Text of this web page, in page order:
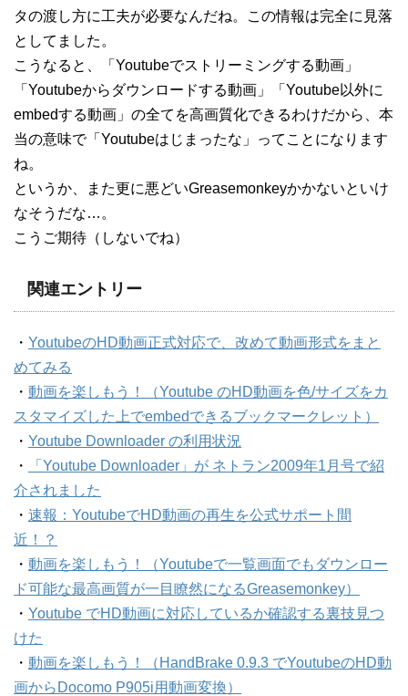
タの渡し方に工夫が必要なんだね。この情報は完全に見落
としてました。
こうなると、「Youtubeでストリーミングする動画」
「Youtubeからダウンロードする動画」「Youtube以外に
embedする動画」の全てを高画質化できるわけだから、本
当の意味で「Youtubeはじまったな」ってことになります
ね。
というか、また更に悪どいGreasemonkeyかかないといけ
なそうだな…。
こうご期待（しないでね）
関連エントリー
・ YoutubeのHD動画正式対応で、改めて動画形式をまと
めてみる
・ 動画を楽しもう！（Youtube のHD動画を色/サイズをカ
スタマイズした上でembedできるブックマークレット）
・ Youtube Downloader の利用状況
・
「Youtube Downloader」が ネトラン2009年1月号で紹
介されました
・ 速報：YoutubeでHD動画の再生を公式サポート間
近！？
・ 動画を楽しもう！（Youtubeで一覧画面でもダウンロー
ド可能な最高画質が一目瞭然になるGreasemonkey）
・ Youtube でHD動画に対応しているか確認する裏技見つ
けた
・ 動画を楽しもう！（HandBrake 0.9.3 でYoutubeのHD動
画からDocomo P905i用動画変換）